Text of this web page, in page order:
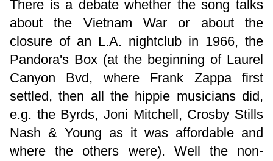
There is a debate whether the song talks
about the Vietnam War or about the
closure of an L.A. nightclub in 1966, the
Pandora's Box (at the beginning of Laurel
Canyon Bvd, where Frank Zappa first
settled, then all the hippie musicians did,
e.g. the Byrds, Joni Mitchell, Crosby Stills
Nash & Young as it was affordable and
where the others were). Well the non-